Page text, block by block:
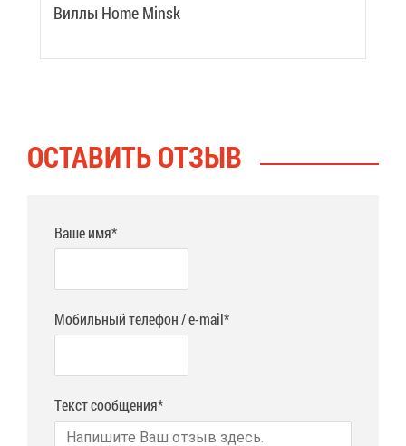
Вил­лы Home Minsk
ОСТА­ВИТЬ ОТ­ЗЫВ
Ваше имя*
Мобильный телефон / e-mail*
Текст сообщения*